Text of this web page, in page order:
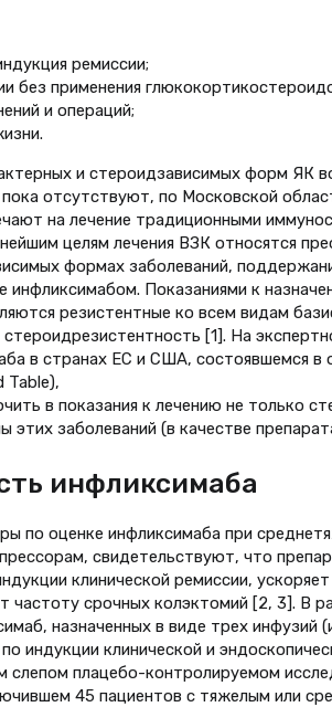
ремиссии;
без применения
и операций;
и стероидзависимых форм ЯК
отсутствуют, по Московской
на лечение традиционными
целям лечения ВЗК относятся
формах заболеваний,
инфликсимабом. Показаниями к
резистентные ко всем видам
[1]. На
в странах ЕС и США, состоявшемся в
Table),
в показания к лечению не только
заболеваний (в качестве
инфликсимаба
по оценке инфликсимаба при
свидетельствуют, что
клинической ремиссии,
частоту срочных колэктомий [2, 3]. В
назначенных в виде трех инфузий
индукции клинической и
слепом плацебо-контролируемом
45 пациентов с тяжелым или